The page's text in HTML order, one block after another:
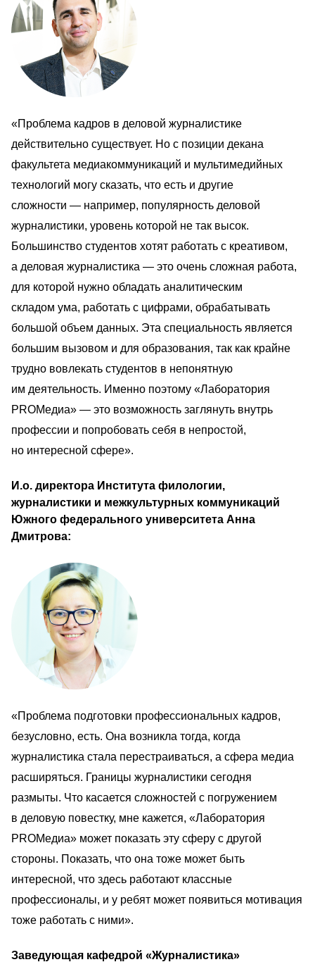
«Проблема кадров в деловой журналистике
действительно существует. Но с позиции декана
факультета медиакоммуникаций и мультимедийных
технологий могу сказать, что есть и другие
сложности — например, популярность деловой
журналистики, уровень которой не так высок.
Большинство студентов хотят работать с креативом,
а деловая журналистика — это очень сложная работа,
для которой нужно обладать аналитическим
складом ума, работать с цифрами, обрабатывать
большой объем данных. Эта специальность является
большим вызовом и для образования, так как крайне
трудно вовлекать студентов в непонятную
им деятельность. Именно поэтому «Лаборатория
PROМедиа» — это возможность заглянуть внутрь
профессии и попробовать себя в непростой,
но интересной сфере».
И.о. директора Института филологии,
журналистики и межкультурных коммуникаций
Южного федерального университета Анна
Дмитрова:
«Проблема подготовки профессиональных кадров,
безусловно, есть. Она возникла тогда, когда
журналистика стала перестраиваться, а сфера медиа
расширяться. Границы журналистики сегодня
размыты. Что касается сложностей с погружением
в деловую повестку, мне кажется, «Лаборатория
PROМедиа» может показать эту сферу с другой
стороны. Показать, что она тоже может быть
интересной, что здесь работают классные
профессионалы, и у ребят может появиться мотивация
тоже работать с ними».
Заведующая кафедрой «Журналистика»